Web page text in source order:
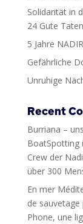
Solidarität in
24 Gute
5 Jahre
Gefährliche
Unruhige
Recent
Burriana –
BoatSpotting
Crew der
über 300
En mer
de
Phone, une